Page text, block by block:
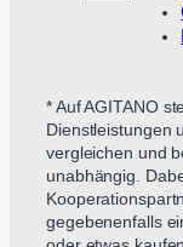
* Auf AGITANO
Dienstleistungen
vergleichen und
unabhängig.
gegebenenfalls